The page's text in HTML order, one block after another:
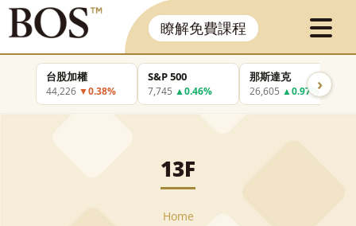
瞭解免費課程
台股加權
44,226 ▼0.38%
S&P 500
7,745 ▲0.46%
那斯達克
26,605 ▲0.97%›
13F
Home